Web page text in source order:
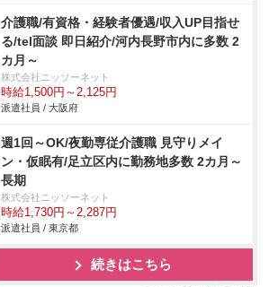
介護職/有資格・経験者優遇/収入UP目指せ
る/tel面談 即日紹介/河内長野市内に多数 2
カ月～
株式会社ニッソーネット
時給1,500円～2,125円
派遣社員 / 大阪府
週1回～OK/夜勤専従介護職 見守りメイ
ン・仮眠有/足立区内に勤務地多数 2カ月～
長期
株式会社ニッソーネット
時給1,730円～2,287円
派遣社員 / 東京都
続きはこちら